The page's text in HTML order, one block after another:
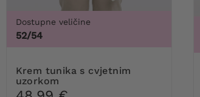
Dostupne veličine
52/54
Krem tunika s cvjetnim
uzorkom
3XL,